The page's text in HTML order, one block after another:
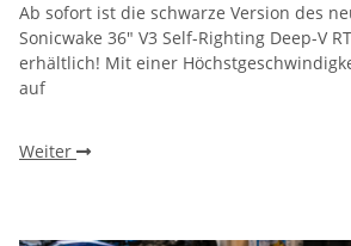
Ab sofort ist die schwarze Version des
Sonicwake 36" V3 Self-Righting Deep-V
erhältlich! Mit einer
auf
Weiter